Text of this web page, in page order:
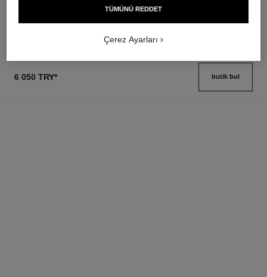
6 050 TRY* butik bul
TÜMÜNÜ REDDET
Çerez Ayarları